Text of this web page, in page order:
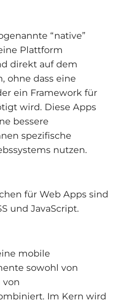
“native”
Plattform
direkt auf dem
ohne dass eine
ein Framework für
wird. Diese Apps
bessere
spezifische
nutzen.
für Web Apps sind
und JavaScript.
mobile
sowohl von
von
Im Kern wird